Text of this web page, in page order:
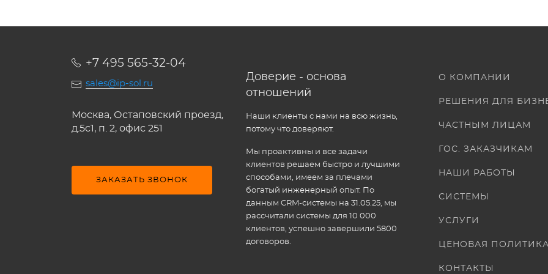
+7 495 565-32-04
sales@ip-sol.ru
Москва, Остаповский проезд,
д.5c1, п. 2, офис 251
ЗАКАЗАТЬ ЗВОНОК
Доверие - основа
отношений
Наши клиенты с нами на всю жизнь,
потому что доверяют.
Мы проактивны и все задачи
клиентов решаем быстро и лучшими
способами, имеем за плечами
богатый инженерный опыт. По
данным CRM-системы на 31.05.25, мы
рассчитали системы для 10 000
клиентов, успешно завершили 5800
договоров.
О КОМПАНИИ
РЕШЕНИЯ ДЛЯ
ЧАСТНЫМ ЛИЦАМ
ГОС. ЗАКАЗЧИКАМ
НАШИ РАБОТЫ
СИСТЕМЫ
УСЛУГИ
ЦЕНОВАЯ ПОЛИТИКА
КОНТАКТЫ